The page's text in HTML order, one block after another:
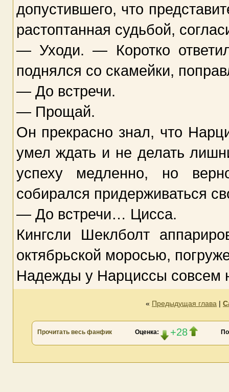
допустившего, что
растоптанная судьбой,
— Уходи. — Коротко
поднялся со скамейки,
— До встречи.
— Прощай.
Он прекрасно знал, что
умел ждать и не делать
успеху медленно, но
собирался придерживаться
— До встречи… Цисса.
Кингсли Шеклболт
октябрьской моросью,
Надежды у Нарциссы совсем
« Предыдущая глава |
Прочитать весь фанфик Оценка: +28